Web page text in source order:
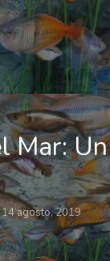
Mar:
14 agosto, 2019